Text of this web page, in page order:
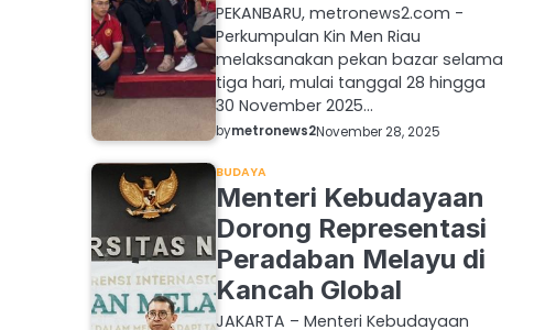
PEKANBARU, metronews2.com -
Perkumpulan Kin Men Riau
melaksanakan pekan bazar selama
tiga hari, mulai tanggal 28 hingga
30 November 2025…
bymetronews2November 28, 2025
BUDAYA
Menteri Kebudayaan
Dorong Representasi
Peradaban Melayu di
Kancah Global
JAKARTA – Menteri Kebudayaan